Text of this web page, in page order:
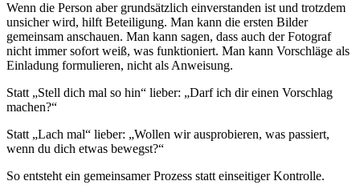
Wenn die Person aber grundsätzlich einverstanden ist und trotzdem
unsicher wird, hilft Beteiligung. Man kann die ersten Bilder
gemeinsam anschauen. Man kann sagen, dass auch der Fotograf
nicht immer sofort weiß, was funktioniert. Man kann Vorschläge als
Einladung formulieren, nicht als Anweisung.
Statt „Stell dich mal so hin“ lieber: „Darf ich dir einen Vorschlag
machen?“
Statt „Lach mal“ lieber: „Wollen wir ausprobieren, was passiert,
wenn du dich etwas bewegst?“
So entsteht ein gemeinsamer Prozess statt einseitiger Kontrolle.